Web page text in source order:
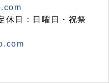
日：日曜日・祝祭